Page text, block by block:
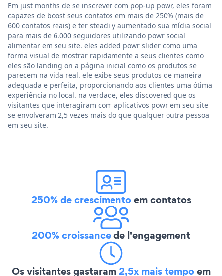
Em just months de se inscrever com pop-up powr, eles foram
capazes de boost seus contatos em mais de 250% (mais de
600 contatos reais) e ter steadily aumentado sua mídia social
para mais de 6.000 seguidores utilizando powr social
alimentar em seu site. eles added powr slider como uma
forma visual de mostrar rapidamente a seus clientes como
eles são landing on a página inicial como os produtos se
parecem na vida real. ele exibe seus produtos de maneira
adequada e perfeita, proporcionando aos clientes uma ótima
experiência no local. na verdade, eles discovered que os
visitantes que interagiram com aplicativos powr em seu site
se envolveram 2,5 vezes mais do que qualquer outra pessoa
em seu site.
250% de crescimentoem contatos
200% croissancede l'engagement
Os visitantes gastaram2,5x mais tempoem